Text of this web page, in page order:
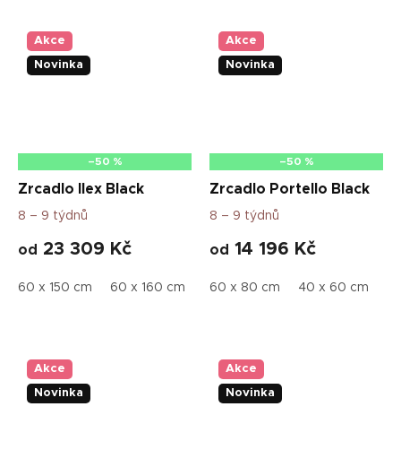
Akce
Novinka
–50 %
Zrcadlo Ilex Black
8 – 9 týdnů
od 23 309 Kč
60 x 150 cm 60 x 160 cm 70 x 180 cm 70 x 160 cm
Akce
Novinka
–50 %
Zrcadlo Portello Black
8 – 9 týdnů
od 14 196 Kč
60 x 80 cm 40 x 60 cm
Akce
Novinka
Akce
Novinka